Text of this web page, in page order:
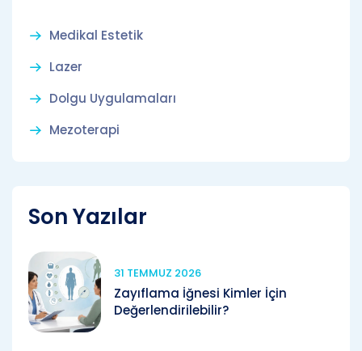
Medikal Estetik
Lazer
Dolgu Uygulamaları
Mezoterapi
Son Yazılar
31 TEMMUZ 2026
Zayıflama İğnesi Kimler İçin
Değerlendirilebilir?